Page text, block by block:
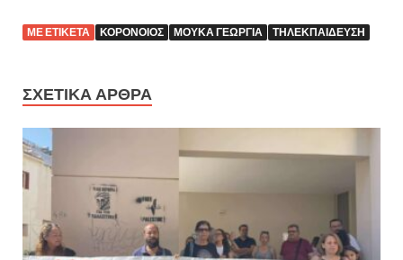
ΜΕ ΕΤΙΚΕΤΑ ΚΟΡΟΝΟΙΟΣ ΜΟΥΚΑ ΓΕΩΡΓΙΑ ΤΗΛΕΚΠΑΙΔΕΥΣΗ
ΣΧΕΤΙΚΑ ΑΡΘΡΑ